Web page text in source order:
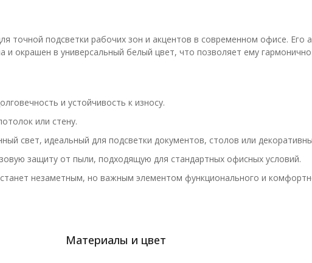
точной подсветки рабочих зон и акцентов в современном офисе. Его
окрашен в универсальный белый цвет, что позволяет ему
и устойчивость к износу.
или стену.
свет, идеальный для подсветки документов, столов или
защиту от пыли, подходящую для стандартных офисных условий.
незаметным, но важным элементом функционального и
Материалы и цвет